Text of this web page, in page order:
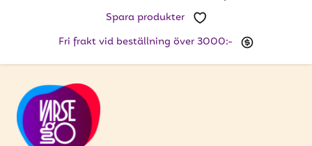
Logga in
Vill du få erbjudanden och vara den första att
få uppdateringar kring kampanjer?
Ange din e-postadress nedan för att ta del av våra nyheter
och erbjudanden.
Spara produkter
Fri frakt vid beställning över 3000:-